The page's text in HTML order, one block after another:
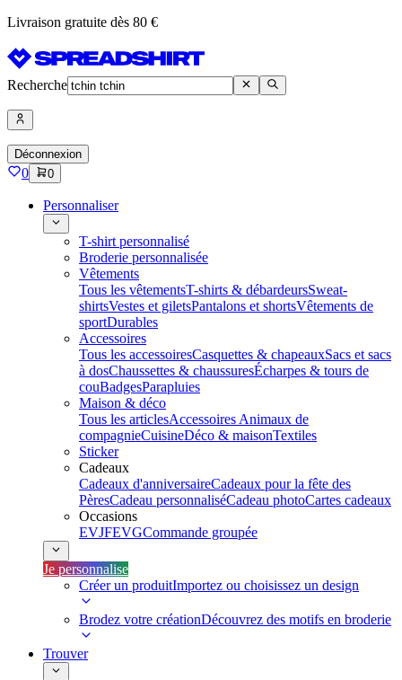
Livraison gratuite dès 80 €
Recherche
Déconnexion
0 0
Personnaliser
T-shirt personnalisé
Broderie personnalisée
Vêtements
Tous les vêtementsT-shirts & débardeursSweat-
shirtsVestes et giletsPantalons et shortsVêtements de
sportDurables
Accessoires
Tous les accessoiresCasquettes & chapeauxSacs et sacs
à dosChaussettes & chaussuresÉcharpes & tours de
couBadgesParapluies
Maison & déco
Tous les articlesAccessoires Animaux de
compagnieCuisineDéco & maisonTextiles
Sticker
Cadeaux
Cadeaux d'anniversaireCadeaux pour la fête des
PèresCadeau personnaliséCadeau photoCartes cadeaux
Occasions
EVJFEVGCommande groupée
Je personnalise
Créer un produitImportez ou choisissez un design
Brodez votre créationDécouvrez des motifs en broderie
Trouver